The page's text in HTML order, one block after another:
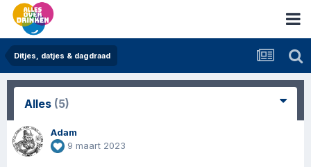
Ditjes, datjes & dagdraad
Alles (5)
Adam
9 maart 2023